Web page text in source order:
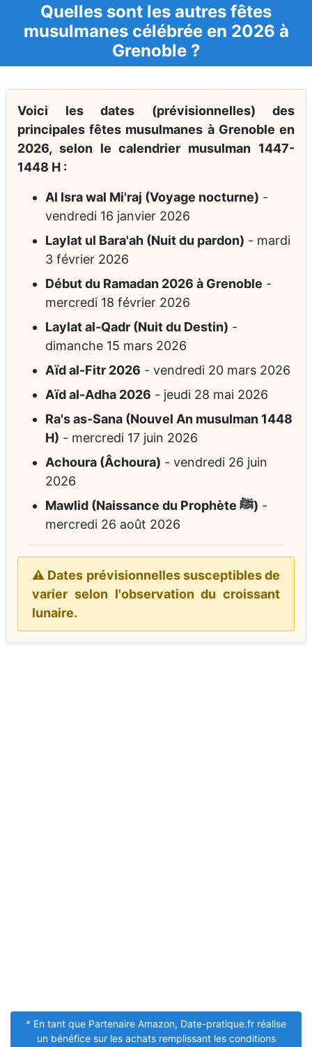
Quelles sont les autres fêtes
musulmanes célébrée en 2026 à
Grenoble ?
Voici les dates (prévisionnelles) des
principales fêtes musulmanes à Grenoble en
2026, selon le calendrier musulman 1447-
1448 H :
Al Isra wal Mi'raj (Voyage nocturne) -
vendredi 16 janvier 2026
Laylat ul Bara'ah (Nuit du pardon) - mardi
3 février 2026
Début du Ramadan 2026 à Grenoble -
mercredi 18 février 2026
Laylat al-Qadr (Nuit du Destin) -
dimanche 15 mars 2026
Aïd al-Fitr 2026 - vendredi 20 mars 2026
Aïd al-Adha 2026 - jeudi 28 mai 2026
Ra's as-Sana (Nouvel An musulman 1448
H) - mercredi 17 juin 2026
Achoura (Âchoura) - vendredi 26 juin
2026
Mawlid (Naissance du Prophète ﷺ) -
mercredi 26 août 2026
⚠️ Dates prévisionnelles susceptibles de
varier selon l'observation du croissant
lunaire.
* En tant que Partenaire Amazon, Date-pratique.fr réalise
un bénéfice sur les achats remplissant les conditions